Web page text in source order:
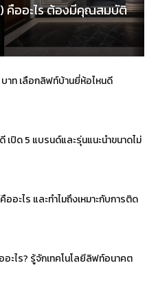
คืออะไร ต้องมีคุณสมบัติ
าท เลือกลิฟท์บ้านยี่ห้อไหนดี
เปิด 5 แบรนด์และรุ่นแนะนำขนาดไม่
ะไร และทำไมถึงเหมาะกับการติด
ะไร? รู้จักเทคโนโลยีลิฟท์อนาคต